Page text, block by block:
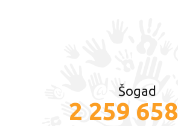
Šogad
2 259 658